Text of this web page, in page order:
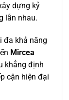
dựng kỷ
lẫn nhau.
đa khả năng
Mircea
khẳng định
cận hiện đại